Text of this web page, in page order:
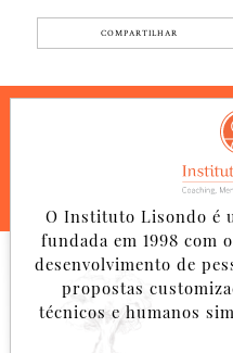
COMPARTILHAR
O Instituto Lisondo é
fundada em 1998 com
desenvolvimento de
propostas
técnicos e humanos